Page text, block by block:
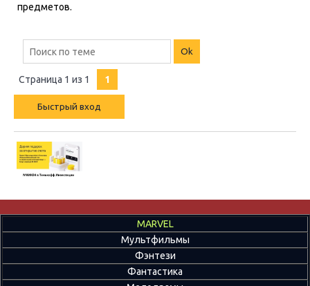
предметов.
Страница 1 из 1 1
MARVEL
Мультфильмы
Фэнтези
Фантастика